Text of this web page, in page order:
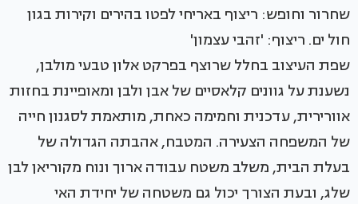
שחרור וחופש: ריצוף באריחי לפטו בהירים וקירות בגון
חול ים. ריצוף: 'זהבי עצמון'
שפת העיצוב בחלל שרוצף בפרקט אלון טבעי מולבן,
נשענת על גוונים קלאסיים של אבן ולבן ומאופיינת בחזות
אוורירית, עדכנית וחמימה כאחת, מותאמת לסגנון חייה
של המשפחה הצעירה. המטבח, אהבתה הגדולה של
בעלת הבית, משלב משטח עבודה ארוך ונוח מקוריאן לבן
שלג, ובעת הצורך יכול גם משטחה של יחידת האי